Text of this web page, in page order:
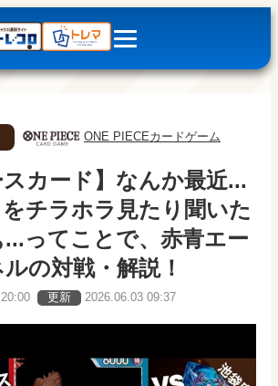
ONE PIECEカードゲーム
スカード】なんか最近...
チラホラ見たり聞いた
...ってことで、赤青エー
の対戦・解説！
更新 2026.06.03 09:37